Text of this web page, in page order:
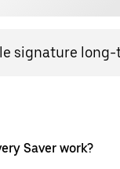
Saver work?